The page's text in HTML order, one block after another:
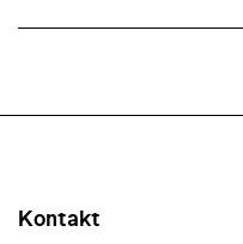
Kontakt